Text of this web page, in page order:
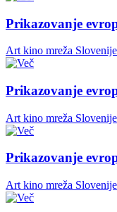
Prikazovanje
Art kino mreža
Prikazovanje
Art kino mreža
Prikazovanje
Art kino mreža